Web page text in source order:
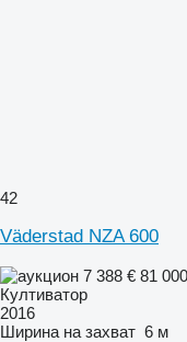
42
Väderstad NZA 600
7 388 € 81
Култиватор
2016
Ширина на захват 6 м